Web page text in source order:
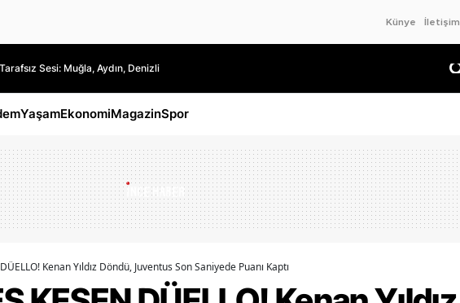
Künye İletişim
Sesi: Muğla, Aydın, Denizli
YaşamEkonomiMagazinSpor
DÜELLO! Kenan Yıldız Döndü, Juventus Son Saniyede Puanı Kaptı